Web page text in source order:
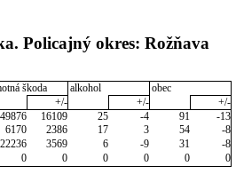
Policajný okres: Rožňava
škoda alkohol
obec
+/- +/-
+/-
49876 16109 25 -4 91
-13
6170 2386 17 3 54
-8
22236 3569 6 -9 31
-8
0 0 0 0 0
0